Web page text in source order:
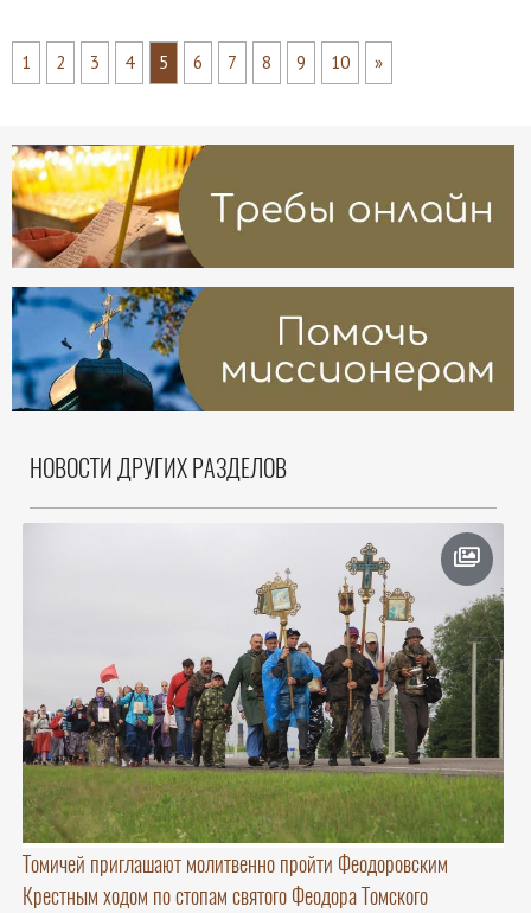
1 2 3 4 5 6 7 8 9 10 »
НОВОСТИ ДРУГИХ РАЗДЕЛОВ
Томичей приглашают молитвенно пройти Феодоровским
Крестным ходом по стопам святого Феодора Томского